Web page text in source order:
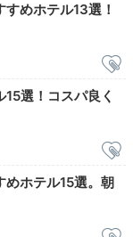
。100％米国産
めホテル13選！
選！コスパ良く
めホテル15選。朝